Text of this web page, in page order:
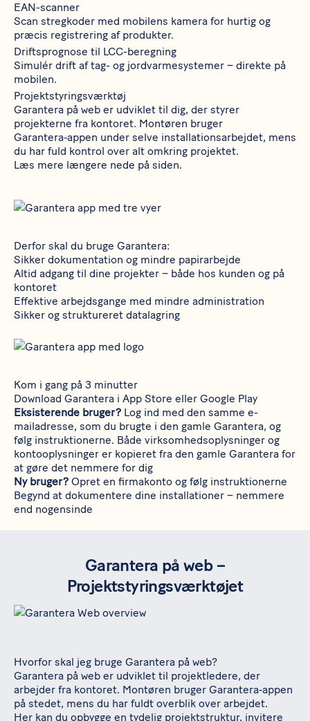
EAN-scanner
Scan stregkoder med mobilens kamera for hurtig og
præcis registrering af produkter.
Driftsprognose til LCC-beregning
Simulér drift af tag- og jordvarmesystemer – direkte på
mobilen.
Projektstyringsværktøj
Garantera på web er udviklet til dig, der styrer
projekterne fra kontoret. Montøren bruger
Garantera‑appen under selve installationsarbejdet, mens
du har fuld kontrol over alt omkring projektet.
Læs mere længere nede på siden.
Derfor skal du bruge Garantera:
Sikker dokumentation og mindre papirarbejde
Altid adgang til dine projekter – både hos kunden og på
kontoret
Effektive arbejdsgange med mindre administration
Sikker og struktureret datalagring
Kom i gang på 3 minutter
Download Garantera i App Store eller Google Play
Eksisterende bruger? Log ind med den samme e-
mailadresse, som du brugte i den gamle Garantera, og
følg instruktionerne. Både virksomhedsoplysninger og
kontooplysninger er kopieret fra den gamle Garantera for
at gøre det nemmere for dig
Ny bruger? Opret en firmakonto og følg instruktionerne
Begynd at dokumentere dine installationer – nemmere
end nogensinde
Garantera på web –
Projektstyringsværktøjet
Hvorfor skal jeg bruge Garantera på web?
Garantera på web er udviklet til projektledere, der
arbejder fra kontoret. Montøren bruger Garantera‑appen
på stedet, mens du har fuldt overblik over arbejdet.
Her kan du opbygge en tydelig projektstruktur, invitere